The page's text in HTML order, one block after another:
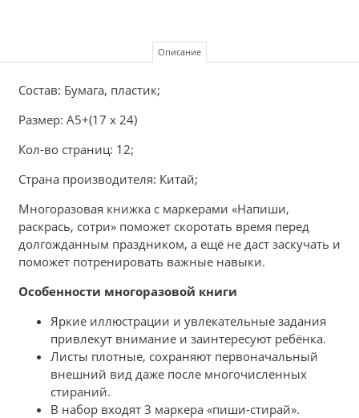
Описание
Состав: Бумага, пластик;
Размер: А5+(17 х 24)
Кол-во страниц: 12;
Страна производителя: Китай;
Многоразовая книжка с маркерами «Напиши,
раскрась, сотри» поможет скоротать время перед
долгожданным праздником, а ещё не даст заскучать и
поможет потренировать важные навыки.
Особенности многоразовой книги
Яркие иллюстрации и увлекательные задания
привлекут внимание и заинтересуют ребёнка.
Листы плотные, сохраняют первоначальный
внешний вид даже после многочисленных
стираний.
В набор входят 3 маркера «пиши-стирай».